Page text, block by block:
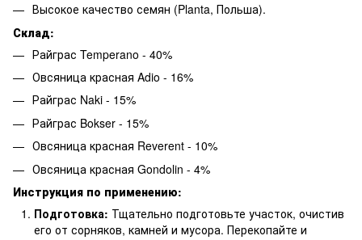
Высокое качество семян (Planta, Польша).
Склад:
Райграс Temperano - 40%
Овсяница красная Adio - 16%
Райграс Naki - 15%
Райграс Bokser - 15%
Овсяница красная Reverent - 10%
Овсяница красная Gondolin - 4%
Инструкция по применению:
Подготовка: Тщательно подготовьте участок, очистив
его от сорняков, камней и мусора. Перекопайте и